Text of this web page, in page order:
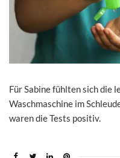
Für Sabine fühlten sich die
Waschmaschine im
waren die Tests positiv.